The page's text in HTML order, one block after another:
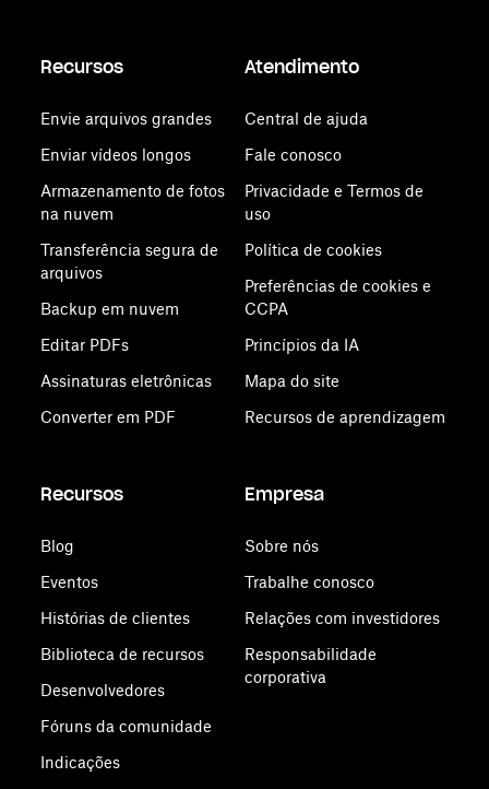
Recursos
Envie arquivos grandes
Enviar vídeos longos
Armazenamento de fotos
na nuvem
Transferência segura de
arquivos
Backup em nuvem
Editar PDFs
Assinaturas eletrônicas
Converter em PDF
Atendimento
Central de ajuda
Fale conosco
Privacidade e Termos de
uso
Política de cookies
Preferências de cookies e
CCPA
Princípios da IA
Mapa do site
Recursos de aprendizagem
Recursos
Blog
Eventos
Histórias de clientes
Biblioteca de recursos
Desenvolvedores
Fóruns da comunidade
Indicações
Empresa
Sobre nós
Trabalhe conosco
Relações com investidores
Responsabilidade
corporativa